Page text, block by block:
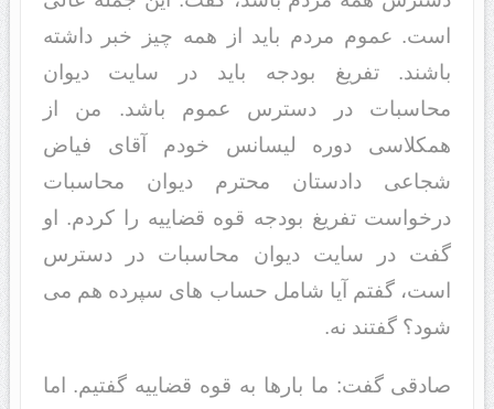
است. عموم مردم باید از همه چیز خبر داشته
باشند. تفریغ بودجه باید در سایت دیوان
محاسبات در دسترس عموم باشد. من از
همکلاسی دوره لیسانس خودم آقای فیاض
شجاعی دادستان محترم دیوان محاسبات
درخواست تفریغ بودجه قوه قضاییه را کردم. او
گفت در سایت دیوان محاسبات در دسترس
است، گفتم آیا شامل حساب های سپرده هم می
شود؟ گفتند نه.
صادقی گفت: ما بارها به قوه قضاییه گفتیم. اما